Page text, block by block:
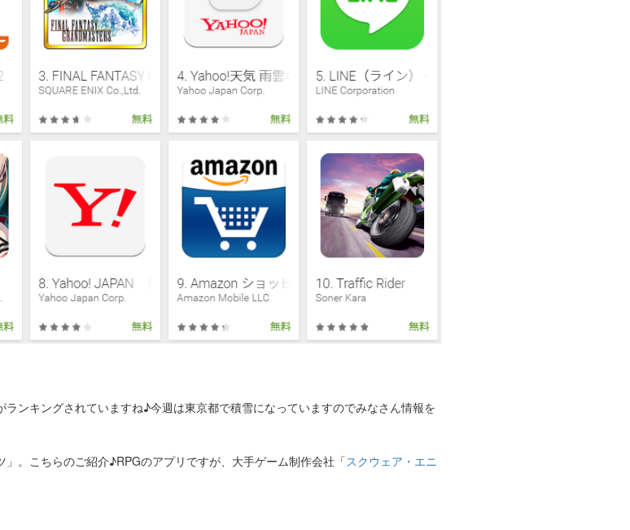
ンキングされていますね♪今週は東京都で積雪になっていますのでみなさん情報を
。こちらのご紹介♪RPGのアプリですが、大手ゲーム制作会社「スクウェア・エニ